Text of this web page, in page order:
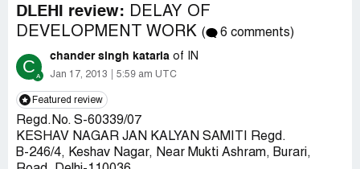
DLEHI review: DELAY OF
DEVELOPMENT WORK ( 6 comments)
C chander singh kataria of IN
Jan 17, 2013 5:59 am UTC
Featured review
Regd.No. S-60339/07
KESHAV NAGAR JAN KALYAN SAMITI Regd.
B-246/4, Keshav Nagar, Near Mukti Ashram, Burari,